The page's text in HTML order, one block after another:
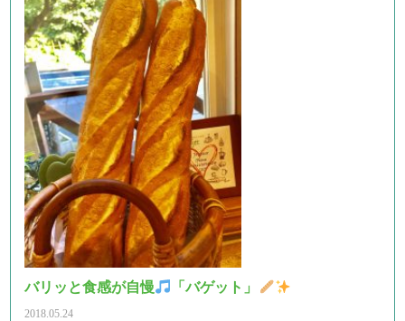
バリッと食感が自慢 「バゲット」
2018.05.24